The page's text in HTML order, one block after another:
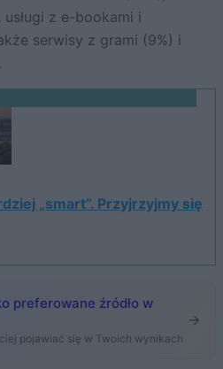
z e-bookami i
serwisy z grami (9%) i
„smart”. Przyjrzyjmy się
preferowane źródło w
pojawiać się w Twoich wynikach